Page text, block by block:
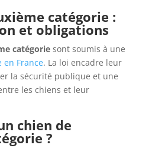
catégorie :
et obligations
catégoriesont soumis à une
France. La loi encadre leur
la sécurité publique et une
les chiens et leur
chien de
?